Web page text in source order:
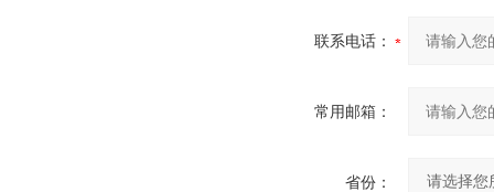
联系电话：
常用邮箱：
省份：